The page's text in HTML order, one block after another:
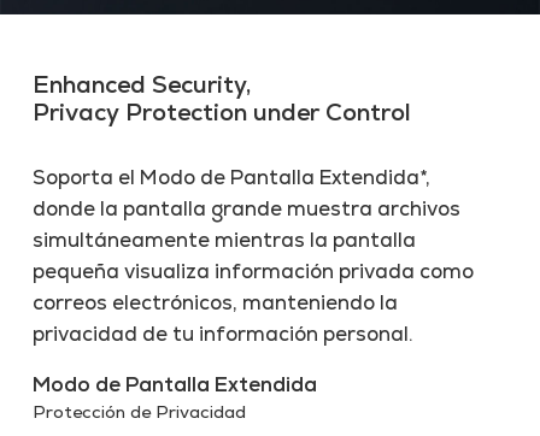
Enhanced Security,
Privacy Protection under Control
Soporta el Modo de Pantalla Extendida*,
donde la pantalla grande muestra archivos
simultáneamente mientras la pantalla
pequeña visualiza información privada como
correos electrónicos, manteniendo la
privacidad de tu información personal.
Modo de Pantalla Extendida
Protección de Privacidad